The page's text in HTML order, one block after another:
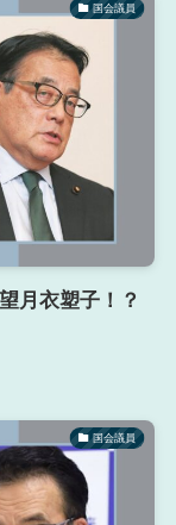
国会議員
月衣塑子！？
国会議員